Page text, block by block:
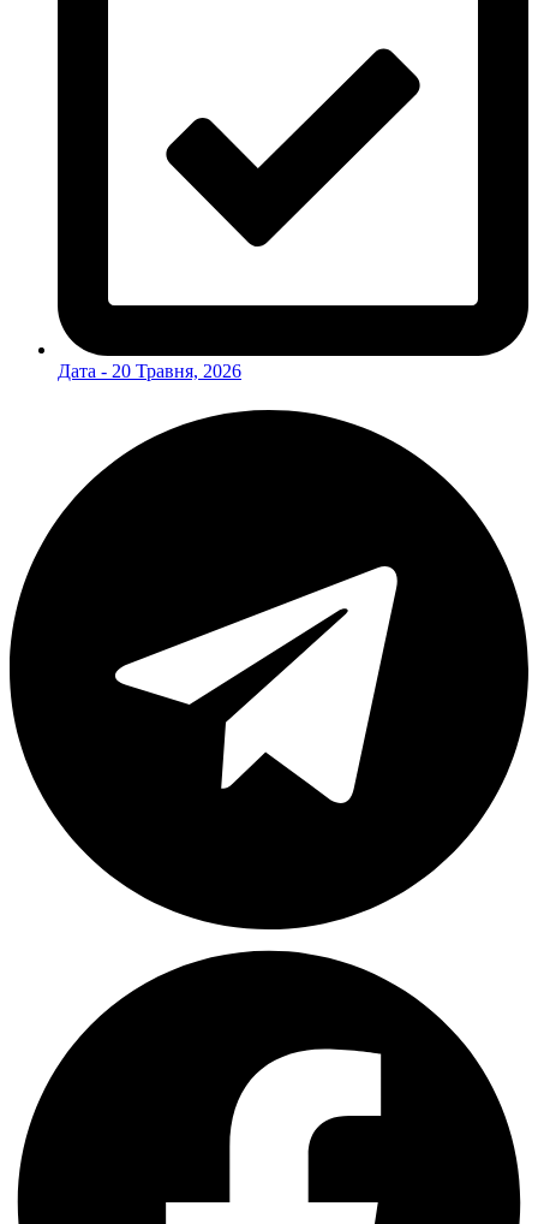
Дата - 20 Травня, 2026